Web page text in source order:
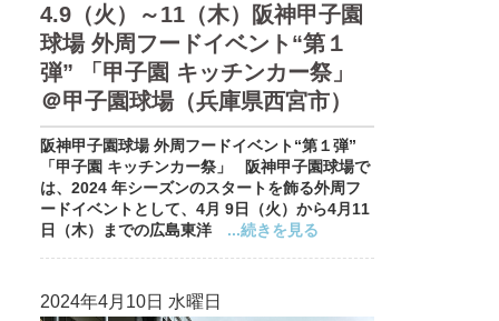
4.9（火）～11（木）阪神甲子園
球場 外周フードイベント“第１
弾” 「甲子園 キッチンカー祭」
＠甲子園球場（兵庫県西宮市）
阪神甲子園球場 外周フードイベント“第１弾”
「甲子園 キッチンカー祭」 阪神甲子園球場で
は、2024 年シーズンのスタートを飾る外周フ
ードイベントとして、4月 9日（火）から4月11
日（木）までの広島東洋 ...続きを見る
2024年4月10日 水曜日